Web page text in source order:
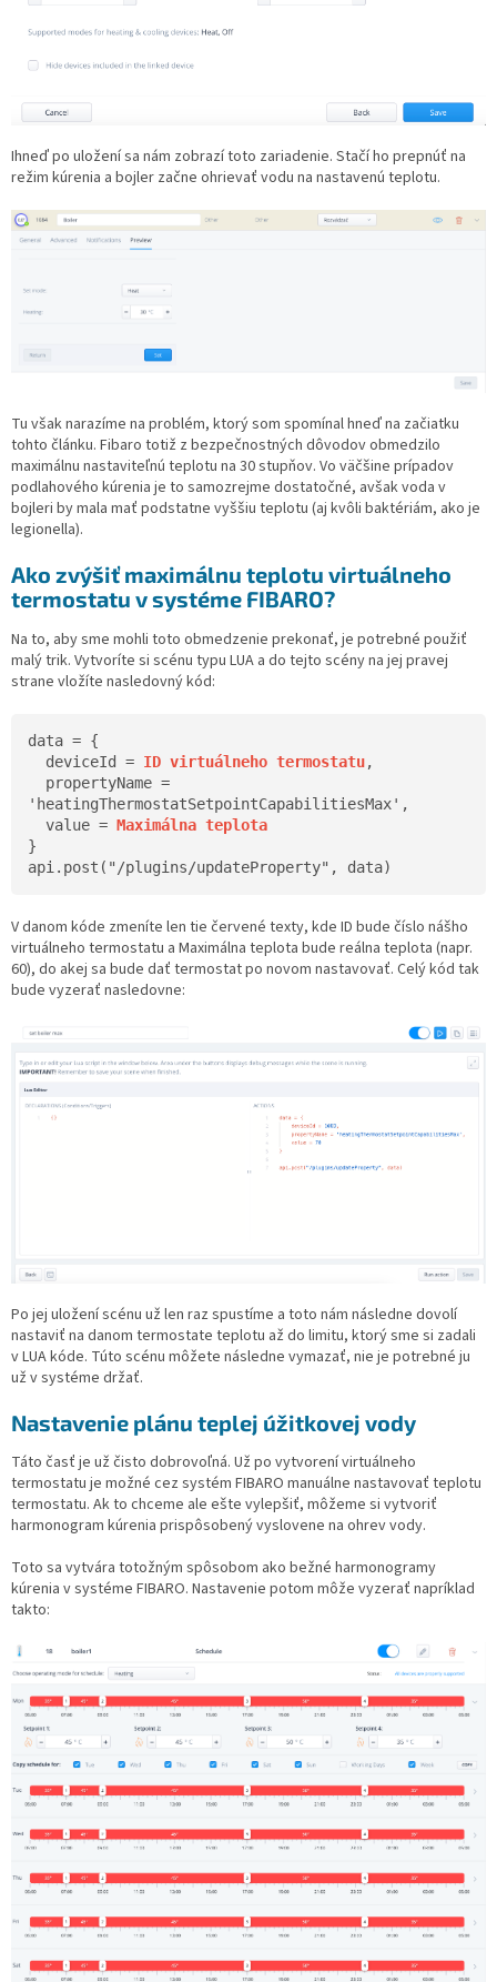
Ihneď po uložení sa nám zobrazí toto zariadenie. Stačí ho prepnúť na
režim kúrenia a bojler začne ohrievať vodu na nastavenú teplotu.
Tu však narazíme na problém, ktorý som spomínal hneď na začiatku
tohto článku. Fibaro totiž z bezpečnostných dôvodov obmedzilo
maximálnu nastaviteľnú teplotu na 30 stupňov. Vo väčšine prípadov
podlahového kúrenia je to samozrejme dostatočné, avšak voda v
bojleri by mala mať podstatne vyššiu teplotu (aj kvôli baktériám, ako je
legionella).
Ako zvýšiť maximálnu teplotu virtuálneho
termostatu v systéme FIBARO?
Na to, aby sme mohli toto obmedzenie prekonať, je potrebné použiť
malý trik. Vytvoríte si scénu typu LUA a do tejto scény na jej pravej
strane vložíte nasledovný kód:
data = {
deviceId = ID virtuálneho termostatu,
propertyName =
'heatingThermostatSetpointCapabilitiesMax',
value = Maximálna teplota
}
api.post("/plugins/updateProperty", data)
V danom kóde zmeníte len tie červené texty, kde ID bude číslo nášho
virtuálneho termostatu a Maximálna teplota bude reálna teplota (napr.
60), do akej sa bude dať termostat po novom nastavovať. Celý kód tak
bude vyzerať nasledovne:
Po jej uložení scénu už len raz spustíme a toto nám následne dovolí
nastaviť na danom termostate teplotu až do limitu, ktorý sme si zadali
v LUA kóde. Túto scénu môžete následne vymazať, nie je potrebné ju
už v systéme držať.
Nastavenie plánu teplej úžitkovej vody
Táto časť je už čisto dobrovoľná. Už po vytvorení virtuálneho
termostatu je možné cez systém FIBARO manuálne nastavovať teplotu
termostatu. Ak to chceme ale ešte vylepšiť, môžeme si vytvoriť
harmonogram kúrenia prispôsobený vyslovene na ohrev vody.
Toto sa vytvára totožným spôsobom ako bežné harmonogramy
kúrenia v systéme FIBARO. Nastavenie potom môže vyzerať napríklad
takto: